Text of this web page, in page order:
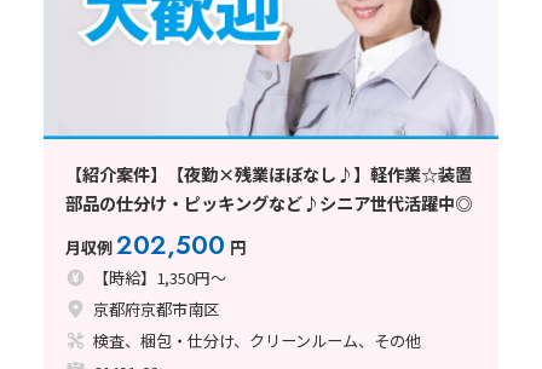
【紹介案件】【夜勤×残業ほぼなし♪】軽作業☆装置
部品の仕分け・ピッキングなど♪シニア世代活躍中◎
月収例202,500 円
【時給】1,350円～
京都府京都市南区
検査、梱包・仕分け、クリーンルーム、その他